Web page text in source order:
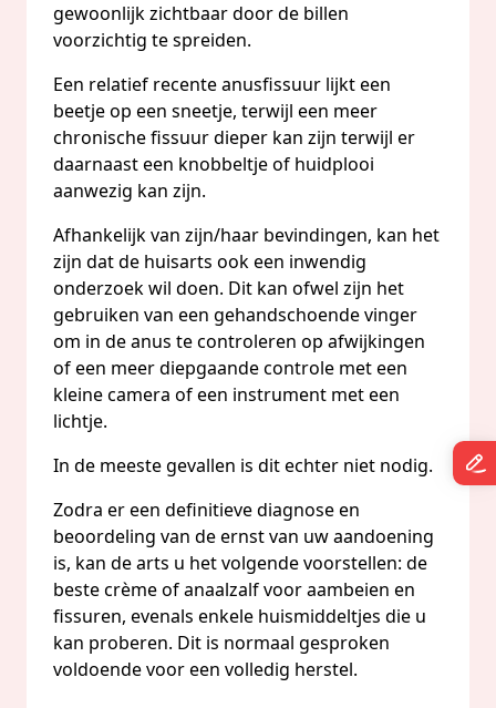
gewoonlijk zichtbaar door de billen
voorzichtig te spreiden.
Een relatief recente anusfissuur lijkt een
beetje op een sneetje, terwijl een meer
chronische fissuur dieper kan zijn terwijl er
daarnaast een knobbeltje of huidplooi
aanwezig kan zijn.
Afhankelijk van zijn/haar bevindingen, kan het
zijn dat de huisarts ook een inwendig
onderzoek wil doen. Dit kan ofwel zijn het
gebruiken van een gehandschoende vinger
om in de anus te controleren op afwijkingen
of een meer diepgaande controle met een
kleine camera of een instrument met een
lichtje.
In de meeste gevallen is dit echter niet nodig.
Zodra er een definitieve diagnose en
beoordeling van de ernst van uw aandoening
is, kan de arts u het volgende voorstellen: de
beste crème of anaalzalf voor aambeien en
fissuren, evenals enkele huismiddeltjes die u
kan proberen. Dit is normaal gesproken
voldoende voor een volledig herstel.